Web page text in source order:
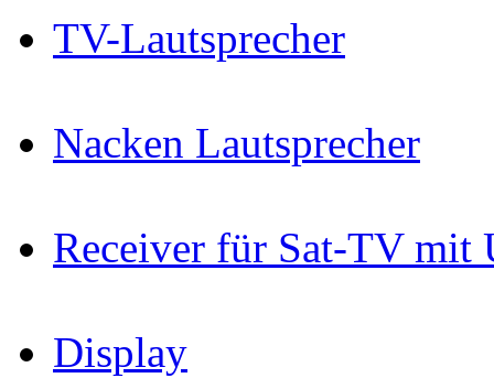
TV-Lautsprecher
Nacken Lautsprecher
Receiver für Sat-TV mit
Display